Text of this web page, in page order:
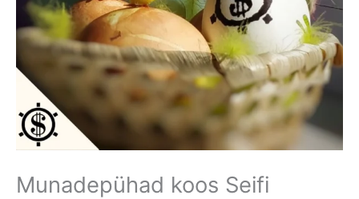
Munadepühad koos Seifi